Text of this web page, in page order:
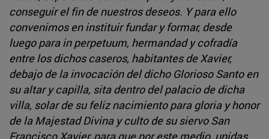
conseguir el fin de nuestros deseos. Y para ello
convenimos en instituir fundar y formar, desde
luego para in perpetuum, hermandad y cofradía
entre los dichos caseros, habitantes de Xavier,
debajo de la invocación del dicho Glorioso Santo en
su altar y capilla, sita dentro del palacio de dicha
villa, solar de su feliz nacimiento para gloria y honor
de la Majestad Divina y culto de su siervo San
Francisco Xavier, para que por este medio, unidas